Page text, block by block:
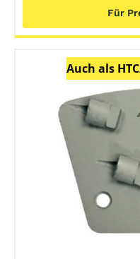
Für
Auch als